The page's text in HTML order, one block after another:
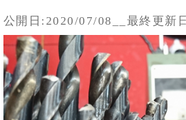
公開日:2020/07/08__最終更新